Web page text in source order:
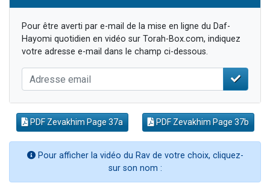
Pour être averti par e-mail de la mise en ligne du Daf-
Hayomi quotidien en vidéo sur Torah-Box.com, indiquez
votre adresse e-mail dans le champ ci-dessous.
PDF Zevakhim Page 37a PDF Zevakhim Page 37b
Pour afficher la vidéo du Rav de votre choix, cliquez-
sur son nom :